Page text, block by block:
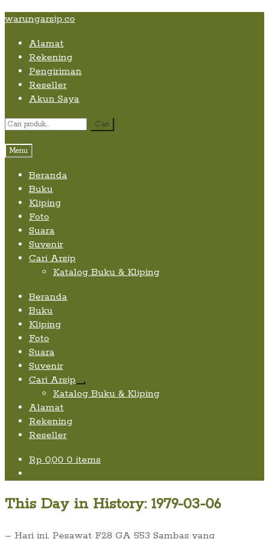
Skip
content
Skip
navigation
Skip
content
warungarsip.co
Alamat
Rekening
Pengiriman
Reseller
Akun Saya
Pencarian
Cari
Menu
Beranda
Buku
Kliping
Foto
Suara
Suvenir
Cari Arsip
Katalog Buku & Kliping
Beranda
Buku
Kliping
Foto
Suara
Suvenir
Cari Arsip
Expand
child
Katalog Buku & Kliping
Alamat
Rekening
Reseller
Rp 0,00 0 items
This Day in History: 1979-03-06
– Hari ini, Pesawat F28 GA 553 Sambas yang